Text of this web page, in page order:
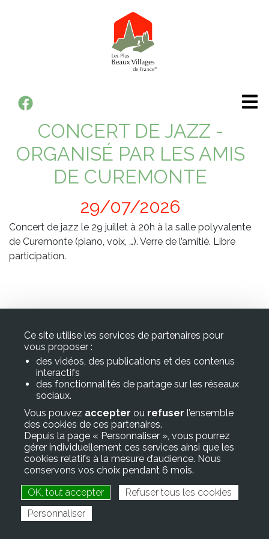
Votre
mairie
pratique
culturelle
Vie
économique
et
touristique
CONCERT DE JAZZ -
ORGANISÉ PAR LES AMIS
DE CUREMONTE
29/07/2026
Concert de jazz le 29 juillet à 20h à la salle polyvalente
de Curemonte (piano, voix, …). Verre de l’amitié. Libre
participation.
Mairie de CUREMONTE
300 Rue Antonin Laumond
19500 Curemonte
Mail :
tél :05 55 25 34 76
Informations Légales
Mentions légales
Politique de confidentialité
Ce site utilise les services de partenaires pour
vous proposer :
des vidéos, des publications et des contenus
interactifs
des fonctionnalités de partage sur les réseaux
sociaux.
Vous pouvez accepter ou refuser l’ensemble
des cookies de ces partenaires.
Depuis la page « Personnaliser », vous pourrez
gérer individuellement ces services ainsi que les
cookies relatifs à la mesure d’audience. Nous
conservons vos choix pendant 6 mois.
OK, tout accepter
Refuser tous les cookies
Personnaliser